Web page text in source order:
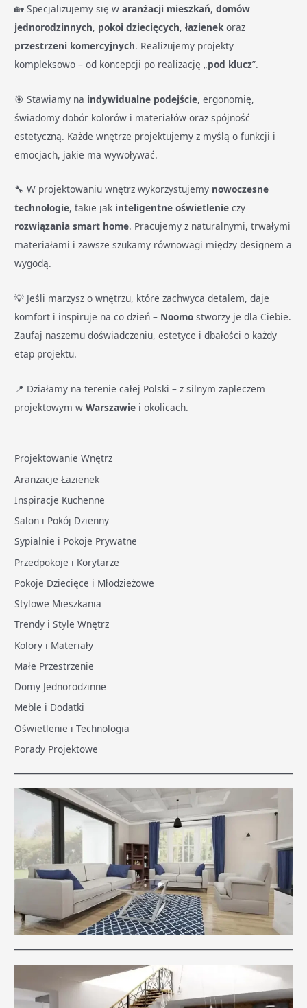
🏡 Specjalizujemy się waranżacji mieszkań,domów
jednorodzinnych, pokoi dziecięcych,łazienek oraz
przestrzeni komercyjnych. Realizujemy projekty
kompleksowo – od koncepcji po realizację „pod klucz”.
🎯 Stawiamy na indywidualne podejście, ergonomię,
świadomy dobór kolorów i materiałów oraz spójność
estetyczną. Każde wnętrze projektujemy z myślą o funkcji i
emocjach, jakie ma wywoływać.
🔧 W projektowaniu wnętrz wykorzystujemy nowoczesne
technologie, takie jak inteligentne oświetlenie czy
rozwiązania smart home. Pracujemy z naturalnymi, trwałymi
materiałami i zawsze szukamy równowagi między designem a
wygodą.
💡 Jeśli marzysz o wnętrzu, które zachwyca detalem, daje
komfort i inspiruje na co dzień – Noomo stworzy je dla Ciebie.
Zaufaj naszemu doświadczeniu, estetyce i dbałości o każdy
etap projektu.
📍 Działamy na terenie całej Polski – z silnym zapleczem
projektowym wWarszawie i okolicach.
Projektowanie Wnętrz
Aranżacje Łazienek
Inspiracje Kuchenne
Salon i Pokój Dzienny
Sypialnie i Pokoje Prywatne
Przedpokoje i Korytarze
Pokoje Dziecięce i Młodzieżowe
Stylowe Mieszkania
Trendy i Style Wnętrz
Kolory i Materiały
Małe Przestrzenie
Domy Jednorodzinne
Meble i Dodatki
Oświetlenie i Technologia
Porady Projektowe